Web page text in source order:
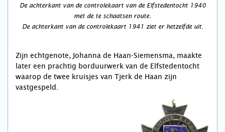
De achterkant van de controlekaart van de Elfstedentocht 1940
met de te schaatsen route.
De achterkant van de controlekaart 1941 ziet er hetzelfde uit.
Zijn echtgenote, Johanna de Haan-Siemensma, maakte
later een prachtig borduurwerk van de Elfstedentocht
waarop de twee kruisjes van Tjerk de Haan zijn
vastgespeld.